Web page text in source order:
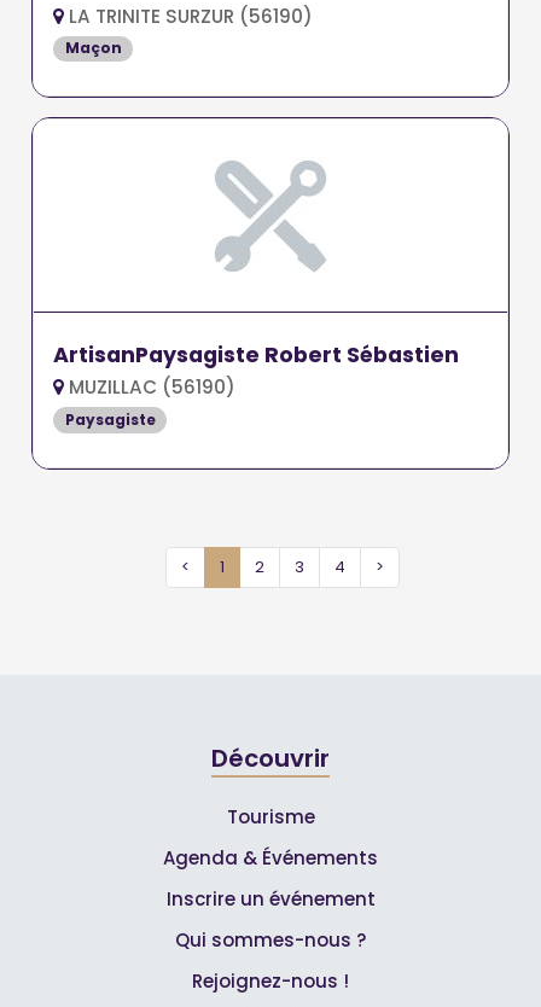
LA TRINITE SURZUR (56190)
Maçon
ArtisanPaysagiste Robert Sébastien
MUZILLAC (56190)
Paysagiste
< 1 2 3 4 >
Découvrir
Tourisme
Agenda & Événements
Inscrire un événement
Qui sommes-nous ?
Rejoignez-nous !